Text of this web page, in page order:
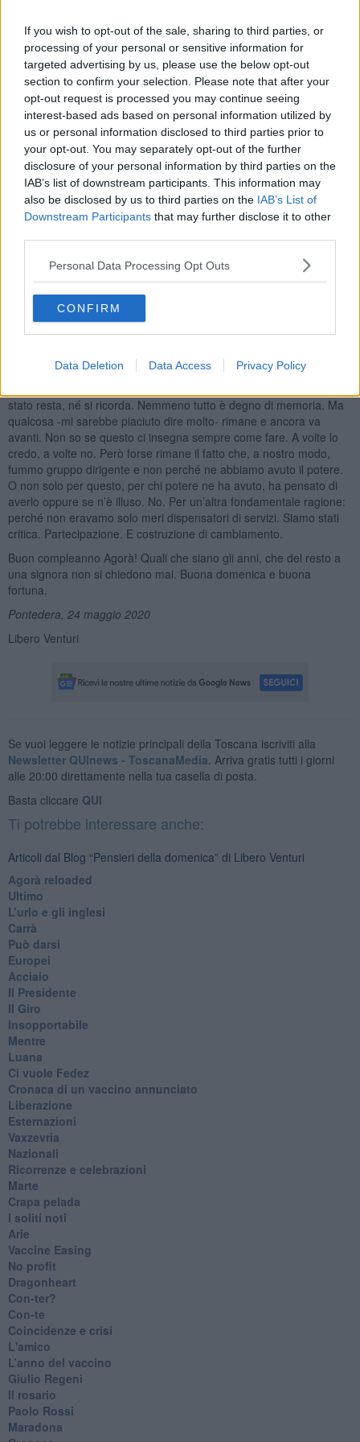
If you wish to opt-out of the sale, sharing to third parties, or
processing of your personal or sensitive information for
targeted advertising by us, please use the below opt-out
section to confirm your selection. Please note that after your
opt-out request is processed you may continue seeing
interest-based ads based on personal information utilized by
us or personal information disclosed to third parties prior to
your opt-out. You may separately opt-out of the further
disclosure of your personal information by third parties on the
IAB’s list of downstream participants. This information may
also be disclosed by us to third parties on the IAB’s List of
Downstream Participants that may further disclose it to other
Personal Data Processing Opt Outs
CONFIRM
Data Deletion Data Access Privacy Policy
film che lui non vedeva. Stesso dicasi per Mirco Mencacci, sound
designer non vedente, in seguito curatore del montaggio del suono
per film di Moretti, Giordana e Özpetek, che veniva con gli amici
larigiani. Avevamo anche spettatori vedenti, ma nessuno così
celebre. Assiduo era anche il “Collettivo Veleno”, mitico quanto
perfido e prevalentemente femminile gruppo associativo
spontaneo, testimonial e promotore della poetica e del festival del
disamore. Si mettevano preferibilmente nelle ultime file e facevano
le lastre alla gran parte dei convenuti. Nessuno dei quali usciva
indenne. Erano bei tempi.
In seguito il Circolo Gronchi volle riprendersi i locali e le attività
dell’Agorà furono sospese. Ripresero in maniera più episodica
cinematografiche cittadine. Intanto il Cinema Italia di via Saffi aveva
chiuso i battenti in seguito alla scomparsa del proprietario che fu
rinvenuto morto nella sala. Un tragico noir.
Altri, gli attuali dirigenti dell’Arci, potranno essere più precisi,
colmando lacune e rimettendo in fila eventi e date. E mettendocele,
le date precise. Io non sono più capace di farlo. Le cose, il vissuto e
la “narrazione” -come si usa dire stucchevolmente oggi- si
stato resta, né si ricorda. Nemmeno tutto è degno di memoria. Ma
qualcosa -mi sarebbe piaciuto dire molto- rimane e ancora va
avanti. Non so se questo ci insegna sempre come fare. A volte lo
credo, a volte no. Però forse rimane il fatto che, a nostro modo,
fummo gruppo dirigente e non perché ne abbiamo avuto il potere.
O non solo per questo, per chi potere ne ha avuto, ha pensato di
averlo oppure se n’è illuso. No. Per un’altra fondamentale ragione:
perché non eravamo solo meri dispensatori di servizi. Siamo stati
critica. Partecipazione. E costruzione di cambiamento.
Buon compleanno Agorà! Quali che siano gli anni, che del resto a
una signora non si chiedono mai. Buona domenica e buona
fortuna.
Pontedera, 24 maggio 2020
Libero Venturi
Se vuoi leggere le notizie principali della Toscana iscriviti alla
Newsletter QUInews - ToscanaMedia. Arriva gratis tutti i giorni
alle 20:00 direttamente nella tua casella di posta.
Basta cliccare QUI
Ti potrebbe interessare anche:
Articoli dal Blog “Pensieri della domenica” di Libero Venturi
​Agorà reloaded
Ultimo
​L’urlo e gli inglesi
Carrà
Può darsi
Europei
Acciaio
Il Presidente
​Il Giro
Insopportabile
​Mentre
Luana
​Ci vuole Fedez
​Cronaca di un vaccino annunciato
​Liberazione
Esternazioni
Vaxzevria
Nazionali
​Ricorrenze e celebrazioni
Marte
​Crapa pelada
​I soliti noti
Arie
​Vaccine Easing
No profit
Dragonheart
Con-ter?
​Con-te
Coincidenze e crisi
L'amico
​L’anno del vaccino
Giulio Regeni
​Il rosario
Paolo Rossi
Maradona